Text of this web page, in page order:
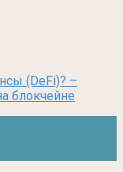
(DeFi)? –
блокчейне